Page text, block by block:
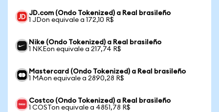
JD.com (Ondo Tokenized) a Real brasileño
1 JDon equivale a 172,10 R$
Nike (Ondo Tokenized) a Real brasileño
1 NKEon equivale a 217,74 R$
Mastercard (Ondo Tokenized) a Real brasileño
1 MAon equivale a 2890,28 R$
Costco (Ondo Tokenized) a Real brasileño
1 COSTon equivale a 4851,78 R$